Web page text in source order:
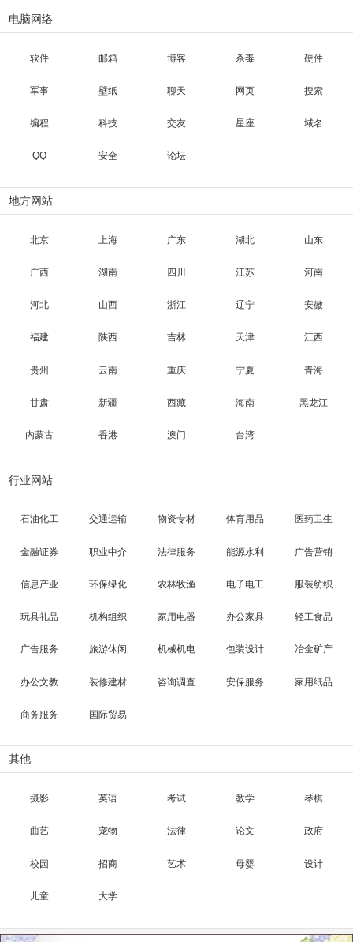
电脑网络
软件 邮箱 博客 杀毒 硬件
军事 壁纸 聊天 网页 搜索
编程 科技 交友 星座 域名
QQ 安全 论坛
地方网站
北京 上海 广东 湖北 山东
广西 湖南 四川 江苏 河南
河北 山西 浙江 辽宁 安徽
福建 陕西 吉林 天津 江西
贵州 云南 重庆 宁夏 青海
甘肃 新疆 西藏 海南 黑龙江
内蒙古 香港 澳门 台湾
行业网站
石油化工 交通运输 物资专材 体育用品 医药卫生
金融证券 职业中介 法律服务 能源水利 广告营销
信息产业 环保绿化 农林牧渔 电子电工 服装纺织
玩具礼品 机构组织 家用电器 办公家具 轻工食品
广告服务 旅游休闲 机械机电 包装设计 冶金矿产
办公文教 装修建材 咨询调查 安保服务 家用纸品
商务服务 国际贸易
其他
摄影 英语 考试 教学 琴棋
曲艺 宠物 法律 论文 政府
校园 招商 艺术 母婴 设计
儿童 大学